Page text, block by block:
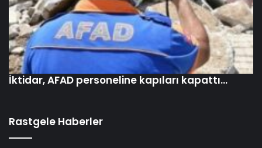
İktidar, AFAD personeline kapıları kapattı…
Rastgele Haberler